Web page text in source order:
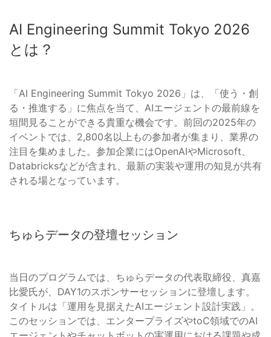
AI Engineering Summit Tokyo 2026
とは？
「AI Engineering Summit Tokyo 2026」は、「使う・創
る・推進する」に焦点を当て、AIエージェントの最前線を
垣間見ることができる貴重な機会です。前回の2025年の
イベントでは、2,800名以上もの参加者が集まり、業界の
注目を集めました。参加企業にはOpenAIやMicrosoft、
Databricksなどが含まれ、最新の実装や運用の知見が共有
される場となっています。
ちゅらデータの登壇セッション
当日のプログラムでは、ちゅらデータの代表取締役、真嘉
比愛氏が、DAY1のスポンサーセッションに登壇します。
タイトルは「運用を見据えたAIエージェント設計実践」。
このセッションでは、エンタープライズやtoC領域でのAI